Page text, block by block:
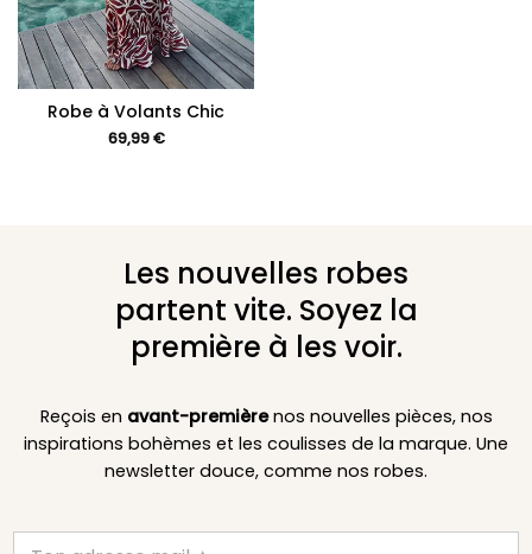
Robe à Volants Chic
69,99€
Les nouvelles robes
partent vite. Soyez la
première à les voir.
Reçois en avant-premièrenos nouvelles pièces, nos
inspirations bohèmes et les coulisses de la marque. Une
newsletter douce, comme nos robes.